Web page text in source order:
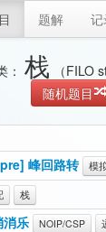
题解
： 栈 （FILO
随机题目
峰回路转 模
栈
消乐 NOIP/CSP